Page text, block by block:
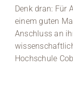
Denk dran: Für
einem guten
Anschluss an
Hochschule